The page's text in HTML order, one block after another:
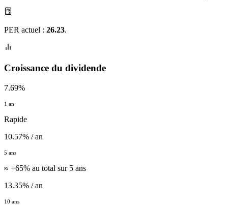
PER actuel : 26.23.
Croissance du dividende
7.69%
1 an
Rapide
10.57% / an
5 ans
≈ +65% au total sur 5 ans
13.35% / an
10 ans